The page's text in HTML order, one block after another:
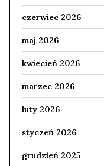
czerwiec 2026
maj 2026
kwiecień 2026
marzec 2026
luty 2026
styczeń 2026
grudzień 2025